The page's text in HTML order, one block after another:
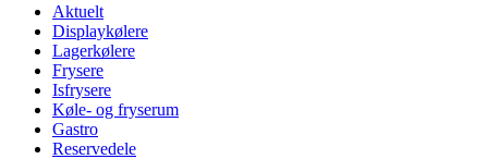
Aktuelt
Displaykølere
Lagerkølere
Frysere
Isfrysere
Køle- og fryserum
Gastro
Reservedele